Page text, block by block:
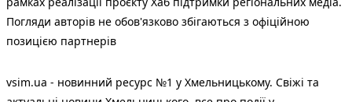
Погляди авторів не обов'язково збігаються з офіційною
позицією партнерів
vsim.ua - новинний ресурс №1 у Хмельницькому. Свіжі та